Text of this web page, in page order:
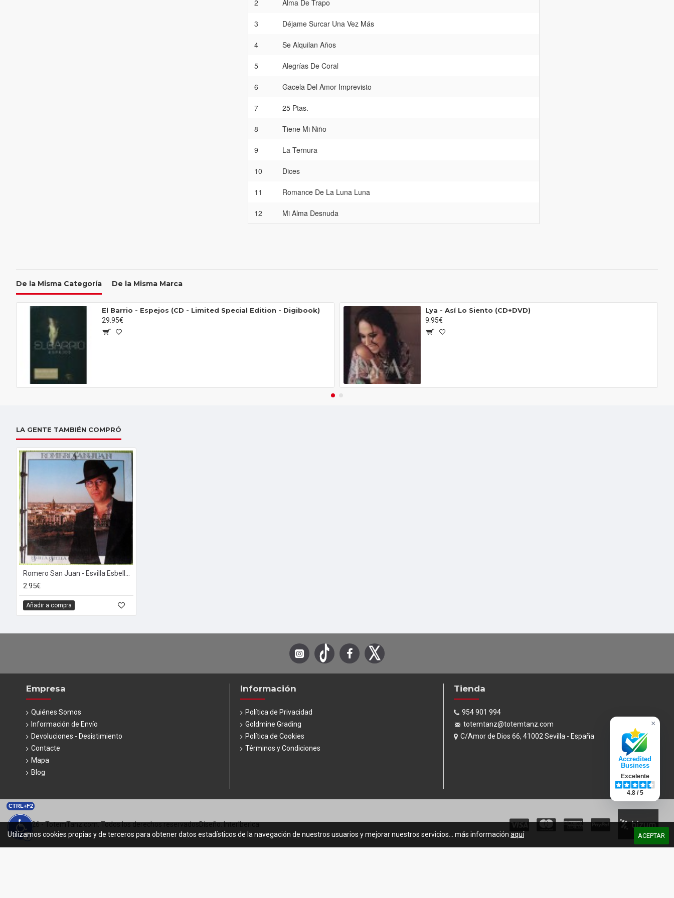
CTRL+F2
2 Alma De Trapo
3 Déjame Surcar Una Vez Más
4 Se Alquilan Años
5 Alegrías De Coral
6 Gacela Del Amor Imprevisto
7 25 Ptas.
8 Tiene Mi Niño
9 La Ternura
10 Dices
11 Romance De La Luna Luna
12 Mi Alma Desnuda
De la Misma Categoría De la Misma Marca
El Barrio - Espejos (CD - Limited Special Edition - Digibook)
29.95€
Lya - Así Lo Siento (CD+DVD)
9.95€
LA GENTE TAMBIÉN COMPRÓ
2.95€
Añadir a compra
Empresa
Quiénes Somos
Información de Envío
Devoluciones - Desistimiento
Contacte
Mapa
Blog
Información
Política de Privacidad
Goldmine Grading
Política de Cookies
Términos y Condiciones
Tienda
954 901 994
totemtanz@totemtanz.com
C/Amor de Dios 66, 41002 Sevilla - España
© 2026 - TotemTanz.com. Todos los derechos reservadosDiseño: InterIberica
ACEPTAR
Utilizamos cookies propias y de terceros para obtener datos estadísticos de la navegación de nuestros usuarios y mejorar nuestros servicios... más información aquí
×
Accredited
Business
Excelente
4.8 / 5